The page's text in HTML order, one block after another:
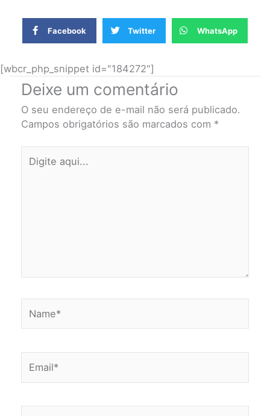
Facebook Twitter WhatsApp
[wbcr_php_snippet id="184272"]
Deixe um comentário
O seu endereço de e-mail não será publicado.
Campos obrigatórios são marcados com *
aqui...